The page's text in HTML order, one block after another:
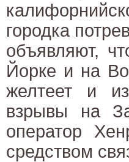
городка
объявляют,
Йорке и на
желтеет и
взрывы на
оператор
средством